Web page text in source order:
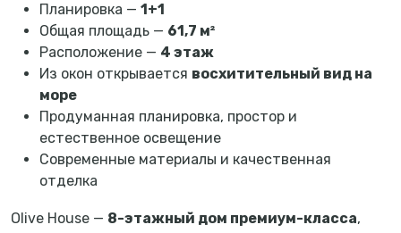
Планировка — 1+1
Общая площадь — 61,7 м²
Расположение — 4 этаж
Из окон открывается восхитительный вид на
море
Продуманная планировка, простор и
естественное освещение
Современные материалы и качественная
отделка
Olive House — 8-этажный дом премиум-класса,